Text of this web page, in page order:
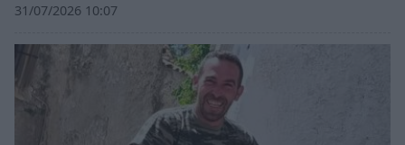
31/07/2026 10:07